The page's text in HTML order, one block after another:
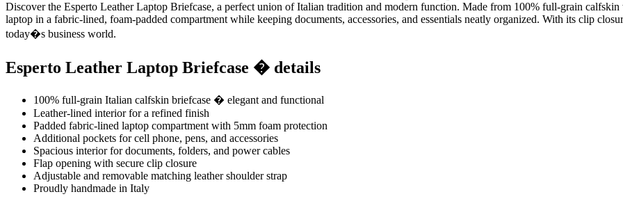
Discover the Esperto Leather Laptop Briefcase, a perfect union of Italian tradition and modern function. Made from 100% full-grain
laptop in a fabric-lined, foam-padded compartment while keeping documents, accessories, and essentials neatly organized. With its clip
today�s business world.
Esperto Leather Laptop Briefcase � details
100% full-grain Italian calfskin briefcase � elegant and functional
Leather-lined interior for a refined finish
Padded fabric-lined laptop compartment with 5mm foam protection
Additional pockets for cell phone, pens, and accessories
Spacious interior for documents, folders, and power cables
Flap opening with secure clip closure
Adjustable and removable matching leather shoulder strap
Proudly handmade in Italy